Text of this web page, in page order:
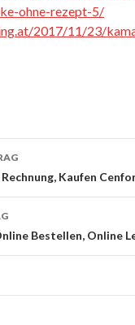
ohne-rezept-5/
2017/11/23/
Kaufen
Bestellen, Online